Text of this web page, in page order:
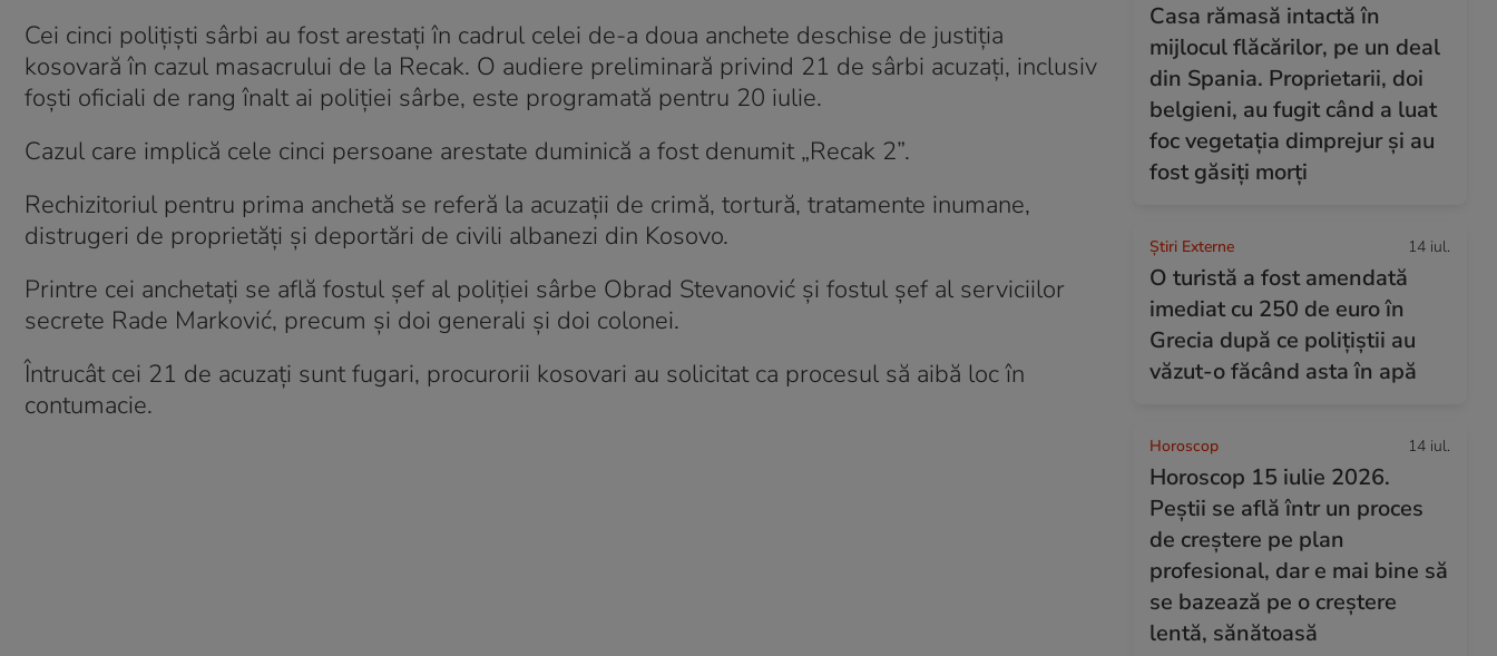
Cei cinci polițiști sârbi au fost arestați în cadrul celei de-a doua anchete deschise de justiția
kosovară în cazul masacrului de la Recak. O audiere preliminară privind 21 de sârbi acuzați, inclusiv
foști oficiali de rang înalt ai poliției sârbe, este programată pentru 20 iulie.
Cazul care implică cele cinci persoane arestate duminică a fost denumit „Recak 2”.
Rechizitoriul pentru prima anchetă se referă la acuzații de crimă, tortură, tratamente inumane,
distrugeri de proprietăți și deportări de civili albanezi din Kosovo.
Printre cei anchetați se află fostul șef al poliției sârbe Obrad Stevanović și fostul șef al serviciilor
secrete Rade Marković, precum și doi generali și doi colonei.
Întrucât cei 21 de acuzați sunt fugari, procurorii kosovari au solicitat ca procesul să aibă loc în
contumacie.
Casa rămasă intactă în
mijlocul flăcărilor, pe un deal
din Spania. Proprietarii, doi
belgieni, au fugit când a luat
foc vegetația dimprejur și au
fost găsiți morți
Știri Externe 14 iul.
O turistă a fost amendată
imediat cu 250 de euro în
Grecia după ce polițiștii au
văzut-o făcând asta în apă
Horoscop 14 iul.
Horoscop 15 iulie 2026.
Peștii se află într un proces
de creștere pe plan
profesional, dar e mai bine să
se bazează pe o creștere
lentă, sănătoasă